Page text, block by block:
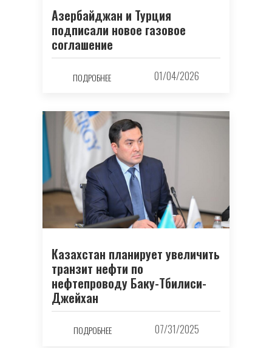
Азербайджан и Турция
подписали новое газовое
соглашение
ПОДРОБНЕЕ 01/04/2026
Казахстан планирует увеличить
транзит нефти по
нефтепроводу Баку-Тбилиси-
Джейхан
ПОДРОБНЕЕ 07/31/2025